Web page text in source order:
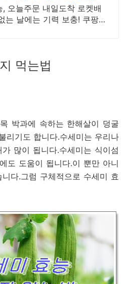
오늘주문 내일도착 로켓배
는 날에는 기력 보충! 쿠팡에
먹는법
박과에 속하는 한해살이 덩굴
리기도 합니다.수세미는 우리나
많이 됩니다.수세미는 식이섬
도 도움이 됩니다.이 뿐만 아니
다.그럼 구체적으로 수세미 효